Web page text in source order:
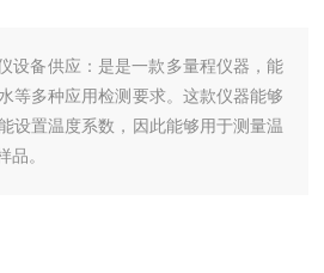
设备供应：是是一款多量程仪器，能
等多种应用检测要求。这款仪器能够
设置温度系数，因此能够用于测量温
品。